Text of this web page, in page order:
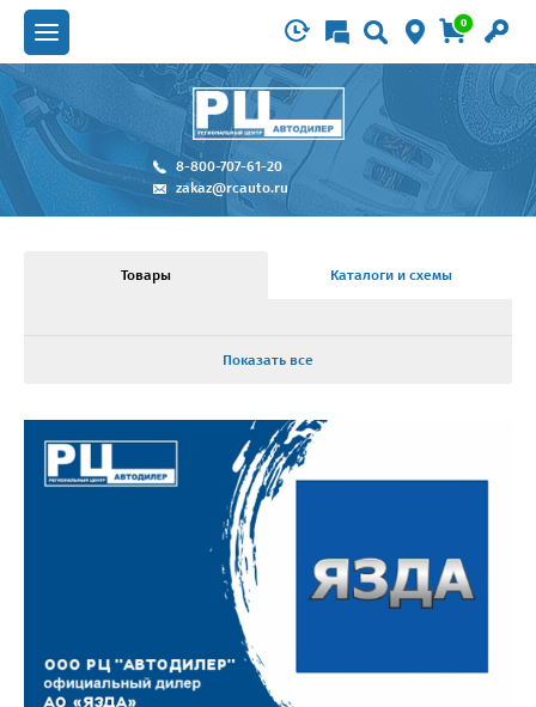
0
8-800-707-61-20
zakaz@rcauto.ru
Товары Каталоги и схемы
Показать все